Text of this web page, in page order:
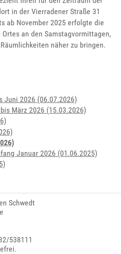
in der Vierradener Straße 31
ab November 2025 erfolgte die
an den Samstagvormittagen,
näher zu bringen.
Juni 2026 (06.07.2026)
März 2026 (15.03.2026)
Januar 2026 (01.06.2025)
Schwedt
538111